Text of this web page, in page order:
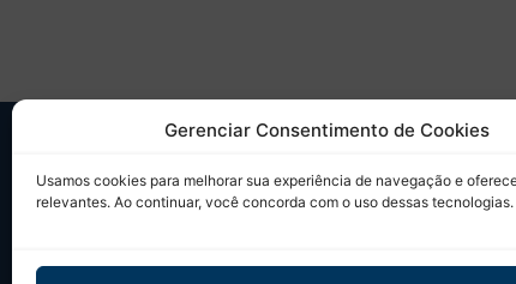
Gerenciar Consentimento de Cookies
Usamos cookies para melhorar sua experiência de navegação e
relevantes. Ao continuar, você concorda com o uso dessas tecnologias.